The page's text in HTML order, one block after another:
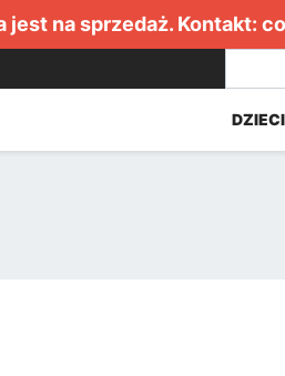
na sprzedaż. Kontakt:
DZIECI